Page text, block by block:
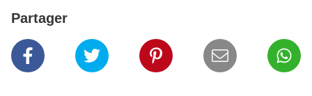
Partager